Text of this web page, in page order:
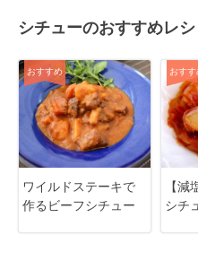
シチューのおすすめレ
おすすめ
ワイルドステーキで
作るビーフシチュー
おす
【
シチ